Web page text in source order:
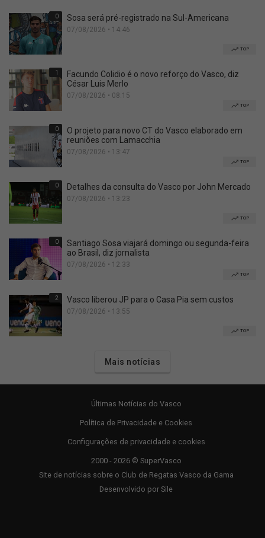
0 Sosa será pré-registrado na Sul-Americana
07/08/2026 • 14:46
TOP
1
Facundo Colidio é o novo reforço do Vasco, diz
César Luis Merlo
07/08/2026 • 08:15
TOP
0
O projeto para novo CT do Vasco elaborado em
reuniões com Lamacchia
07/08/2026 • 13:47
TOP
0 Detalhes da consulta do Vasco por John Mercado
07/08/2026 • 13:23
TOP
0
Santiago Sosa viajará domingo ou segunda-feira
ao Brasil, diz jornalista
07/08/2026 • 12:33
TOP
2 Vasco liberou JP para o Casa Pia sem custos
07/08/2026 • 13:55
TOP
Mais notícias
Últimas Notícias do Vasco
Política de Privacidade e Cookies
Configurações de privacidade e cookies
2000 - 2026 © SuperVasco
Site de notícias sobre o Club de Regatas Vasco da Gama
Desenvolvido por Sile